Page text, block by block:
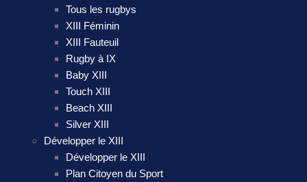
Tous les rugbys
XIII Féminin
XIII Fauteuil
Rugby à IX
Baby XIII
Touch XIII
Beach XIII
Silver XIII
Développer le XIII
Développer le XIII
Plan Citoyen du Sport